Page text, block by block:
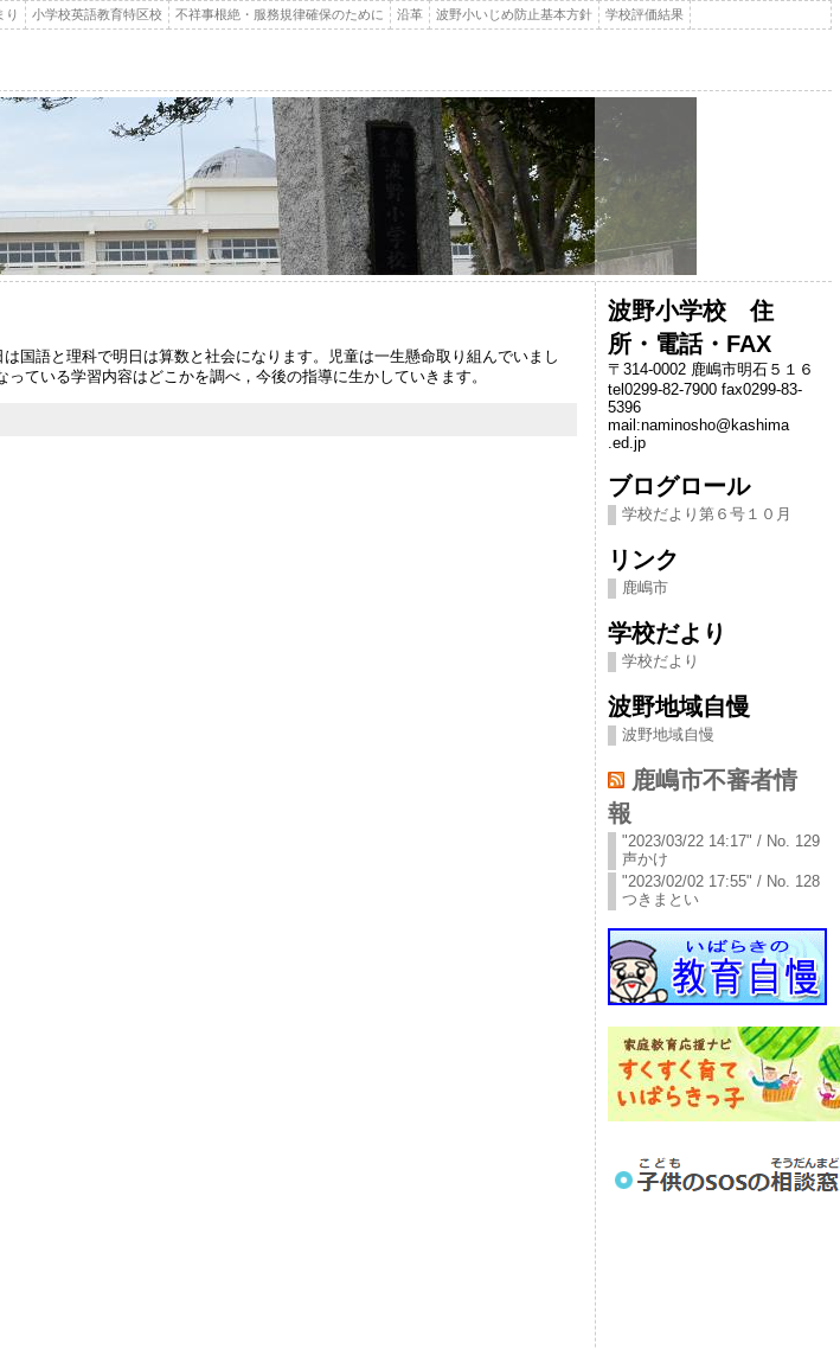
り 小学校英語教育特区校 不祥事根絶・服務規律確保のために 沿革 波野小いじめ防止基本方針 学校評価結果
国語と理科で明日は算数と社会になります。児童は一生懸命取り組んでいまし
ている学習内容はどこかを調べ，今後の指導に生かしていきます。
波野小学校 住
所・電話・FAX
〒314-0002 鹿嶋市明石５１６
tel0299-82-7900 fax0299-83-
5396
mail:naminosho@kashima
.ed.jp
ブログロール
学校だより第６号１０月
リンク
鹿嶋市
学校だより
学校だより
波野地域自慢
波野地域自慢
鹿嶋市不審者情
報
"2023/03/22 14:17" / No. 129
声かけ
"2023/02/02 17:55" / No. 128
つきまとい